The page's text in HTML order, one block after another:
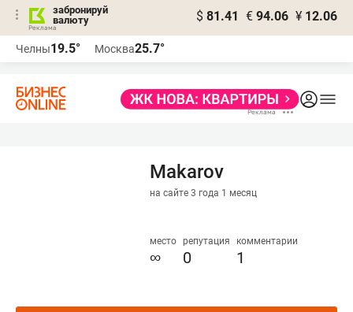
забронируй
валюту
$ 81.41 € 94.06 ¥ 12.06
Челны19.5° Москва25.7°
Makarov
на сайте 3 года 1 месяц
место
∞
репутация
0
комментарии
1